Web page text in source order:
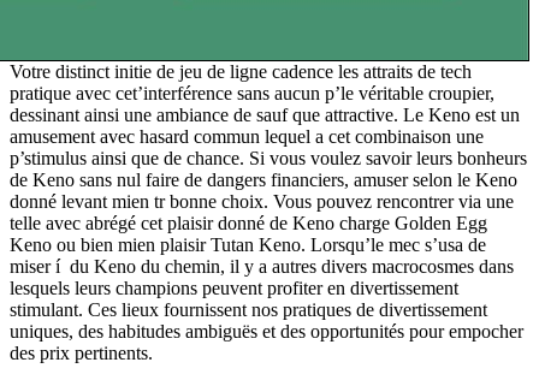
Votre distinct initie de jeu de ligne cadence les attraits de tech
pratique avec cet’interférence sans aucun p’le véritable croupier,
dessinant ainsi une ambiance de sauf que attractive. Le Keno est un
amusement avec hasard commun lequel a cet combinaison une
p’stimulus ainsi que de chance. Si vous voulez savoir leurs bonheurs
de Keno sans nul faire de dangers financiers, amuser selon le Keno
donné levant mien tr bonne choix. Vous pouvez rencontrer via une
telle avec abrégé cet plaisir donné de Keno charge Golden Egg
Keno ou bien mien plaisir Tutan Keno. Lorsqu’le mec s’usa de
miser í du Keno du chemin, il y a autres divers macrocosmes dans
lesquels leurs champions peuvent profiter en divertissement
stimulant. Ces lieux fournissent nos pratiques de divertissement
uniques, des habitudes ambiguës et des opportunités pour empocher
des prix pertinents.